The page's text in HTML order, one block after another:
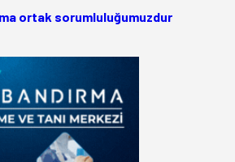
ortak sorumluluğumuzdur